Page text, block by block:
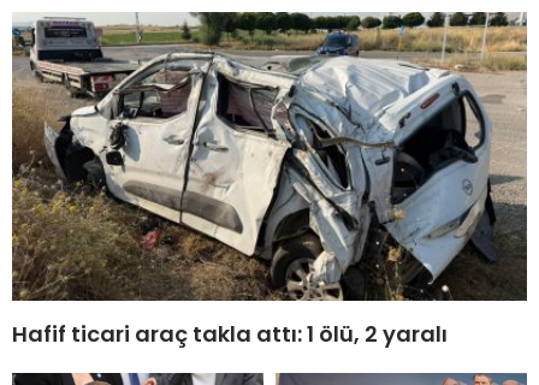
Hafif ticari araç takla attı: 1 ölü, 2 yaralı